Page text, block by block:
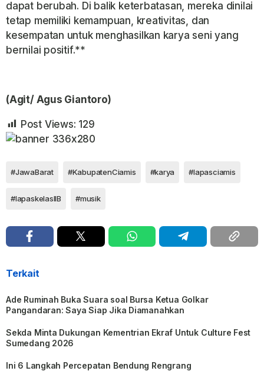
dapat berubah. Di balik keterbatasan, mereka dinilai
tetap memiliki kemampuan, kreativitas, dan
kesempatan untuk menghasilkan karya seni yang
bernilai positif.**
(Agit/ Agus Giantoro)
Post Views: 129
#JawaBarat #KabupatenCiamis #karya #lapasciamis
#lapaskelasIIB #musik
Terkait
Ade Ruminah Buka Suara soal Bursa Ketua Golkar
Pangandaran: Saya Siap Jika Diamanahkan
Sekda Minta Dukungan Kementrian Ekraf Untuk Culture Fest
Sumedang 2026
Ini 6 Langkah Percepatan Bendung Rengrang